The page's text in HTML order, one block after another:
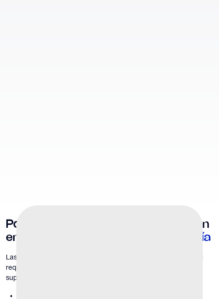
Por qué es importante la supervisión
en
Atención basada en la membresía
Las terapias continuas y la optimización longitudinal de la salud
requieren un mayor nivel de responsabilidad clínica. Sin una
supervisión estructurada, los pacientes pueden experimentar: